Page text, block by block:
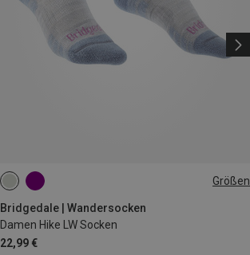
Größen
Bridgedale | Wandersocken
Damen Hike LW Socken
22,99 €
35|36|37